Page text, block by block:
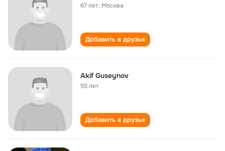
67 лет, Москва
Добавить в друзья
Akif Guseynov
55 лет
Добавить в друзья